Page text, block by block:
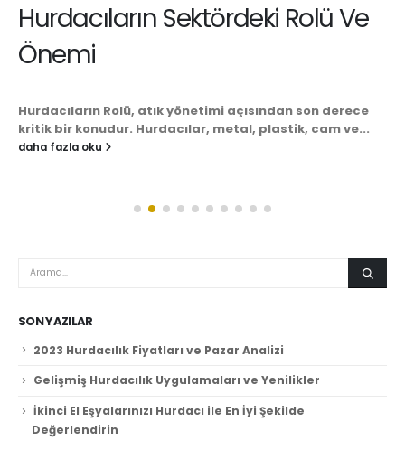
Hurdacıların Sektördeki Rolü Ve
Önemi
Hurdacıların Rolü, atık yönetimi açısından son derece
kritik bir konudur. Hurdacılar, metal, plastik, cam ve...
daha fazla oku
SON YAZILAR
2023 Hurdacılık Fiyatları ve Pazar Analizi
Gelişmiş Hurdacılık Uygulamaları ve Yenilikler
İkinci El Eşyalarınızı Hurdacı ile En İyi Şekilde
Değerlendirin